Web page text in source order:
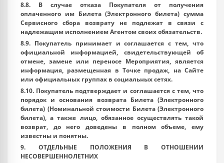
8.8. В случае отказа Покупателя от получения
оплаченного им Билета (Электронного билета) сумма
Сервисного сбора возврату не подлежат в связи с
надлежащим исполнением Агентом своих обязательств.
8.9. Покупатель принимает и соглашается с тем, что
официальной информацией, свидетельствующей об
отмене, замене или переносе Мероприятия, является
информация, размещенная в Точке продаж, на Сайте
или официальных группах в социальных сетях.
8.10. Покупатель подтверждает и соглашается с тем, что
порядок и основания возврата Билета (Электронного
билета) (Номинальной стоимости Билета (Электронного
билета), а также лицо, обязанное осуществлять такой
возврат, до него доведены в полном объеме, ему
известны и понятны.
9. ОТДЕЛЬНЫЕ ПОЛОЖЕНИЯ В ОТНОШЕНИИ
НЕСОВЕРШЕННОЛЕТНИХ